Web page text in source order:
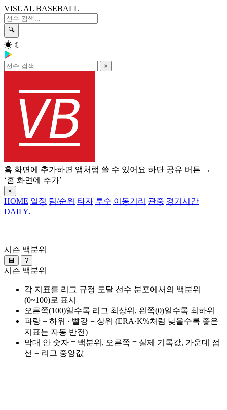
VISUAL BASEBALL
🔍
☀ ☾
×
홈 화면에 추가하면 앱처럼 쓸 수 있어요 하단 공유 버튼 →
‘홈 화면에 추가’
×
HOME 일정 팀/순위 타자 투수 이동거리 관중 경기시간
DAILY.
시즌 백분위
💾 ?
시즌 백분위
각 지표를 리그 규정 도달 선수 분포에서의 백분위
(0~100)로 표시
오른쪽(100)일수록 리그 최상위, 왼쪽(0)일수록 최하위
파랑 = 하위 · 빨강 = 상위 (ERA·K%처럼 낮을수록 좋은
지표는 자동 반전)
막대 안 숫자 = 백분위, 오른쪽 = 실제 기록값, 가운데 점
선 = 리그 중앙값